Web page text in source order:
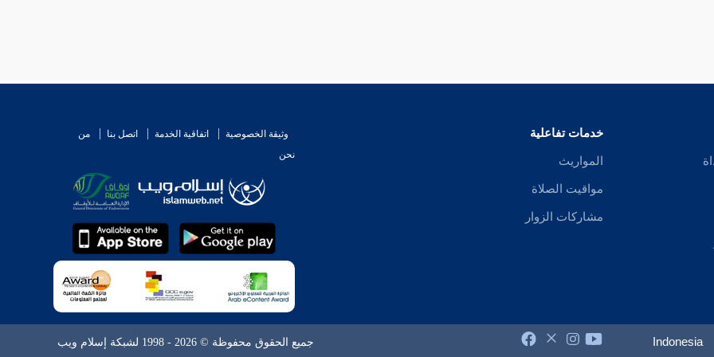
خدمات تفاعلية
المواريث
مواقيت الصلاة
مشاركات الزوار
وثيقة الخصوصية اتفاقية الخدمة اتصل بنا
من
نحن
Indonesia جميع الحقوق محفوظة © 2026 - 1998 لشبكة إسلام ويب